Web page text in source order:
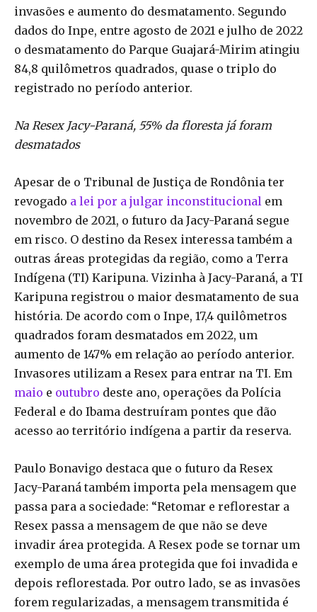
invasões e aumento do desmatamento. Segundo
dados do Inpe, entre agosto de 2021 e julho de 2022
o desmatamento do Parque Guajará-Mirim atingiu
84,8 quilômetros quadrados, quase o triplo do
registrado no período anterior.
Na Resex Jacy-Paraná, 55% da floresta já foram
desmatados
Apesar de o Tribunal de Justiça de Rondônia ter
revogado a lei por a julgar inconstitucional em
novembro de 2021, o futuro da Jacy-Paraná segue
em risco. O destino da Resex interessa também a
outras áreas protegidas da região, como a Terra
Indígena (TI) Karipuna. Vizinha à Jacy-Paraná, a TI
Karipuna registrou o maior desmatamento de sua
história. De acordo com o Inpe, 17,4 quilômetros
quadrados foram desmatados em 2022, um
aumento de 147% em relação ao período anterior.
Invasores utilizam a Resex para entrar na TI. Em
maio e outubro deste ano, operações da Polícia
Federal e do Ibama destruíram pontes que dão
acesso ao território indígena a partir da reserva.
Paulo Bonavigo destaca que o futuro da Resex
Jacy-Paraná também importa pela mensagem que
passa para a sociedade: “Retomar e reflorestar a
Resex passa a mensagem de que não se deve
invadir área protegida. A Resex pode se tornar um
exemplo de uma área protegida que foi invadida e
depois reflorestada. Por outro lado, se as invasões
forem regularizadas, a mensagem transmitida é